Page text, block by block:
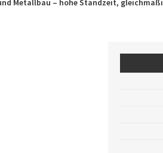
Metallbau – hohe Standzeit,